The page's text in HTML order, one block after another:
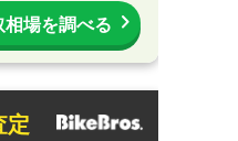
相場を調べる
定